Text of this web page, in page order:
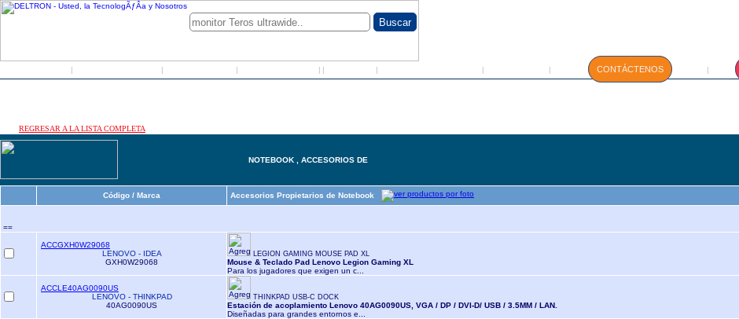
| | | | | | | | CONTÁCTENOS |
REGRESAR A LA LISTA COMPLETA
NOTEBOOK , ACCESORIOS DE
Código / Marca Accesorios Propietarios de Notebook
==
ACCGXH0W29068
LENOVO - IDEA
GXH0W29068
LEGION GAMING MOUSE PAD XL
Mouse & Teclado Pad Lenovo Legion Gaming XL
Para los jugadores que exigen un c...
ACCLE40AG0090US
LENOVO - THINKPAD
40AG0090US
THINKPAD USB-C DOCK
Estación de acoplamiento Lenovo 40AG0090US, VGA / DP / DVI-D/ USB / 3.5MM / LAN.
Diseñadas para grandes entornos e...